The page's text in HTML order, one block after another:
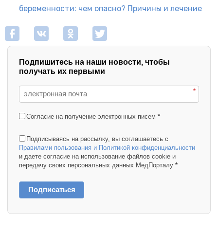
беременности: чем опасно? Причины и лечение
Подпишитесь на наши новости, чтобы
получать их первыми
*
Согласие на получение электронных писем *
Подписываясь на рассылку, вы соглашаетесь с
Правилами пользования и Политикой конфиденциальности
и даете согласие на использование файлов cookie и
передачу своих персональных данных МедПорталу *
Подписаться